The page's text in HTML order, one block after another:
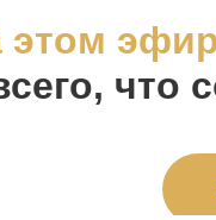
этом
что